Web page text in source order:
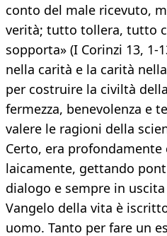
conto del male ricevuto,
verità; tutto tollera, tutto
sopporta» (I Corinzi 13, 1-
nella carità e la carità
per costruire la civiltà
fermezza, benevolenza e
valere le ragioni della
Certo, era profondamente
laicamente, gettando
dialogo e sempre in
Vangelo della vita è
uomo. Tanto per fare un